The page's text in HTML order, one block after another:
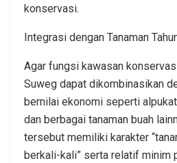
konservasi.
Integrasi dengan Tanaman
Agar fungsi kawasan
Suweg dapat dikombinasikan
bernilai ekonomi seperti
dan berbagai tanaman buah
tersebut memiliki karakter
berkali-kali” serta relatif minim